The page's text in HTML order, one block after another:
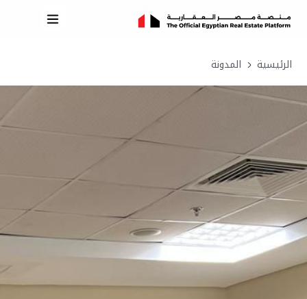
الرئيسية المدونة